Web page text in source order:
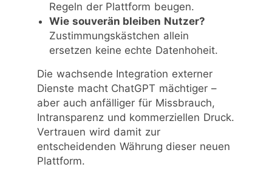
Regeln der Plattform beugen.
Wie souverän bleiben Nutzer?
Zustimmungskästchen allein
ersetzen keine echte Datenhoheit.
Die wachsende Integration externer
Dienste macht ChatGPT mächtiger –
aber auch anfälliger für Missbrauch,
Intransparenz und kommerziellen Druck.
Vertrauen wird damit zur
entscheidenden Währung dieser neuen
Plattform.